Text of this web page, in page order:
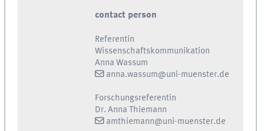
contact person
Referentin
Wissenschaftskommunikation
Anna Wassum
anna.wassum@uni-muenster.de
Forschungsreferentin
Dr. Anna Thiemann
amthiemann@uni-muenster.de